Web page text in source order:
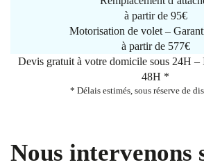
à partir de 95€
Motorisation de volet –
à partir de 577€
Devis gratuit à votre domicile sous 24H –
48H *
* Délais estimés, sous réserve de
Nous intervenons